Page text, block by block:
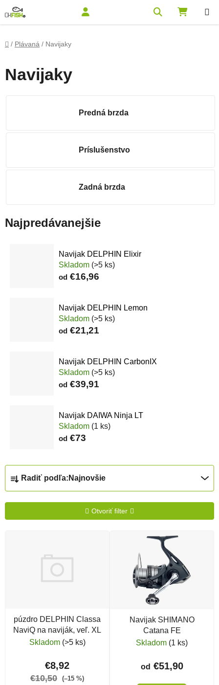
Domov
/ Plávaná / Navijaky
Navijaky
Predná brzda
Príslušenstvo
Zadná brzda
Najpredávanejšie
Navijak DELPHIN Elixir
Skladom (>5 ks)
od €16,96
Navijak DELPHIN Lemon
Skladom (>5 ks)
od €21,21
Navijak DELPHIN CarbonIX
Skladom (>5 ks)
od €39,91
Navijak DAIWA Ninja LT
Skladom (1 ks)
od €73
Radenie produktov
Radiť podľa: Najnovšie
Otvoriť filter
púzdro DELPHIN Classa
NaviQ na naviják, veľ. XL
Skladom (>5 ks)
€8,92
€10,50 (–15 %)
Navijak SHIMANO
Catana FE
Skladom (1 ks)
od €51,90